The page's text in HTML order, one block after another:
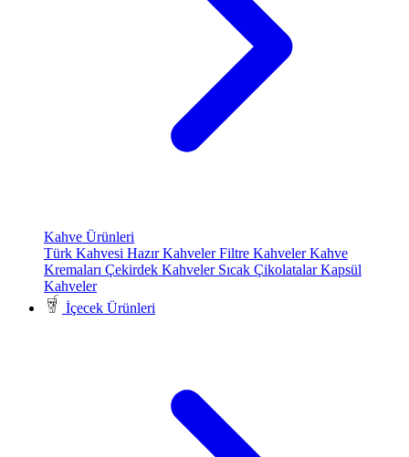
Kahve Ürünleri
Türk Kahvesi Hazır KahvelerFiltre KahvelerKahve
Kremaları Çekirdek Kahveler Sıcak ÇikolatalarKapsül
Kahveler
İçecek Ürünleri